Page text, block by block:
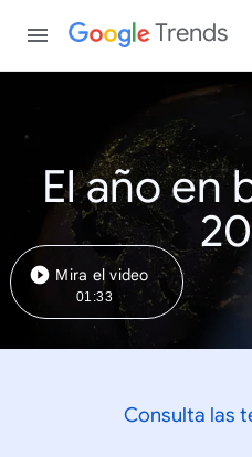
Trends
El año en
Mira el video
01:33
Consulta las